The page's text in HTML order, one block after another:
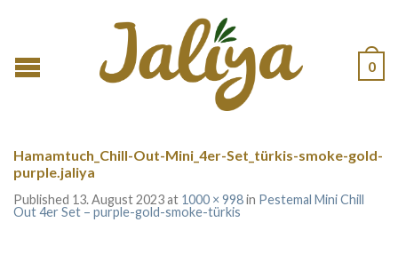
0
Hamamtuch_Chill-Out-Mini_4er-Set_türkis-smoke-gold-
purple.jaliya
Published 13. August 2023at 1000 × 998in Pestemal Mini Chill
Out 4er Set – purple-gold-smoke-türkis